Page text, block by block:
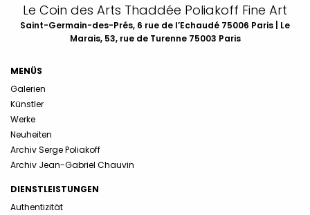
Le Coin des Arts Thaddée Poliakoff Fine Art
Saint-Germain-des-Prés, 6 rue de l’Echaudé 75006 Paris | Le
Marais, 53, rue de Turenne 75003 Paris
MENÜS
Galerien
Künstler
Werke
Neuheiten
Archiv Serge Poliakoff
Archiv Jean-Gabriel Chauvin
DIENSTLEISTUNGEN
Authentizität